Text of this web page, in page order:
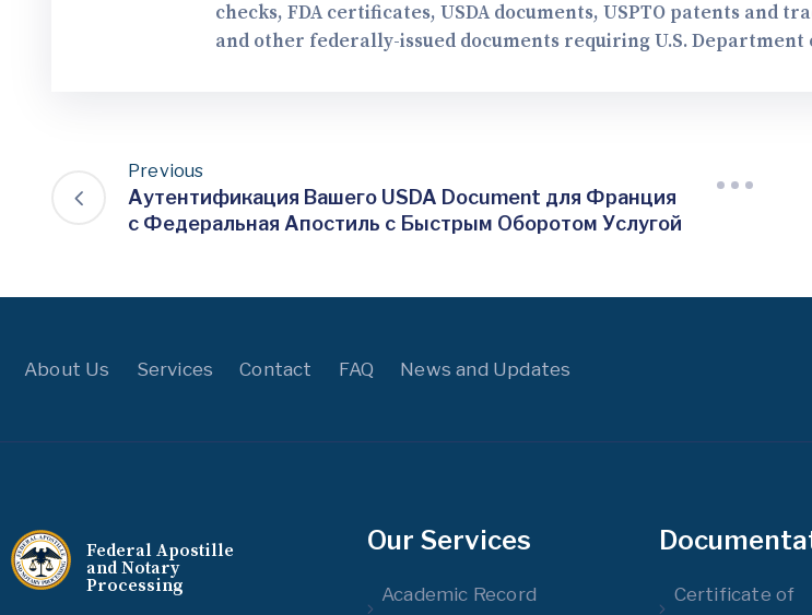
checks, FDA certificates, USDA documents, USPTO patents
and other federally-issued documents requiring U.S.
Previous
Аутентификация Вашего USDA Document для Франция
с Федеральная Апостиль с Быстрым Оборотом Услугой
About Us Services Contact FAQ News and Updates
Federal Apostille
and Notary
Processing
Our Services
Academic Record
Certificate of